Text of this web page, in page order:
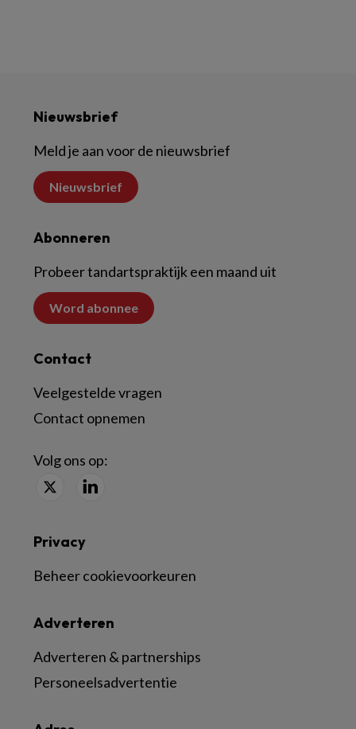
Nieuwsbrief
Meld je aan voor de nieuwsbrief
Nieuwsbrief
Abonneren
Probeer tandartspraktijk een maand uit
Word abonnee
Contact
Veelgestelde vragen
Contact opnemen
Volg ons op:
Adverteren
Adverteren & partnerships
Personeelsadvertentie
Privacy
Beheer cookievoorkeuren